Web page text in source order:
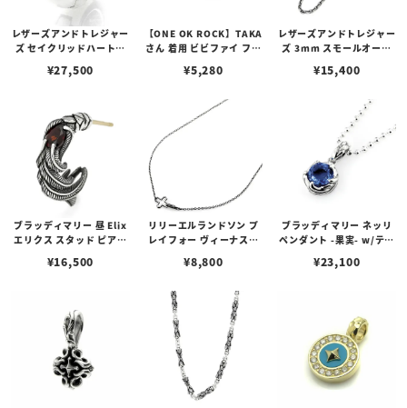
レザーズアンドトレジャー
ズ セイクリッドハートピ
¥27,500
【ONE OK ROCK】TAKA
さん 着用 ビビファイ フー
¥5,280
レザーズアンドトレジャー
ズ 3mm スモールオーバ
ブスタークラスプ＆LTロ
¥15,400
ブラッディマリー 昼 Elix
エリクス スタッド ピアス
¥16,500
リリーエルランドソン プ
レイフォー ヴィーナスチ
¥8,800
ブラッディマリー ネッリ
ペンダント -果実- w/ティ
¥23,100